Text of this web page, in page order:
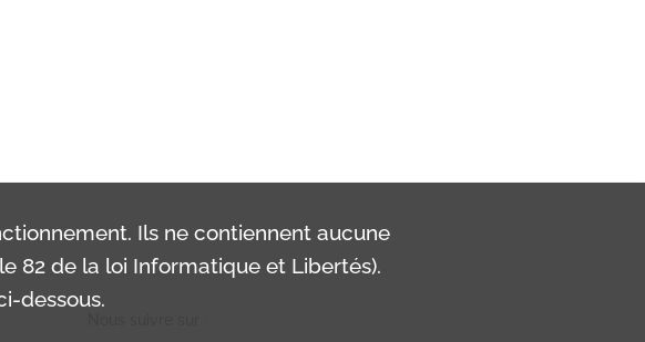
Ils ne contiennent aucune
82 de la loi Informatique et Libertés).
dessous.